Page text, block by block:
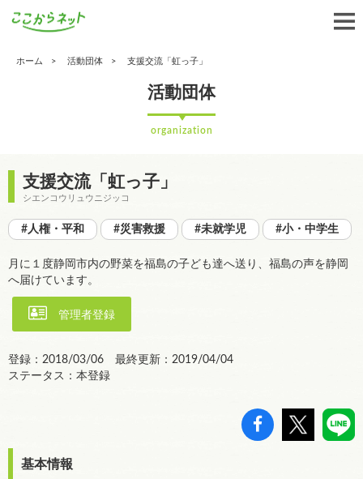
ホーム 活動団体 支援交流「虹っ子」
活動団体
organization
支援交流「虹っ子」
シエンコウリュウニジッコ
#人権・平和 #災害救援 #未就学児 #小・中学生
月に１度静岡市内の野菜を福島の子ども達へ送り、福島の声を静岡
へ届けています。
管理者登録
登録：2018/03/06 最終更新：2019/04/04
ステータス：本登録
基本情報